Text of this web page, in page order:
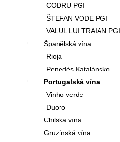
CODRU PGI
ŠTEFAN VODE PGI
VALUL LUI TRAIAN PGI
Španělská vína
Rioja
Penedés Katalánsko
Portugalská vína
Vinho verde
Duoro
Chilská vína
Gruzínská vína